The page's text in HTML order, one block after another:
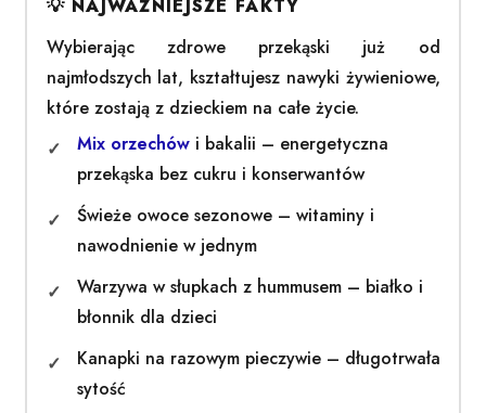
Wybierając zdrowe przekąski już od
najmłodszych lat, kształtujesz nawyki żywieniowe,
które zostają z dzieckiem na całe życie.
Mix orzechówi bakalii – energetyczna
przekąska bez cukru i konserwantów
Świeże owoce sezonowe – witaminy i
nawodnienie w jednym
Warzywa w słupkach z hummusem – białko i
błonnik dla dzieci
Kanapki na razowym pieczywie – długotrwała
sytość